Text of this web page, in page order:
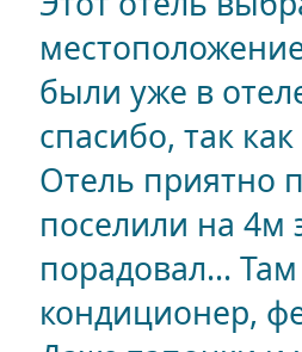
были уже в
спасибо, так
Отель приятно
поселили на 4м
порадовал...
кондиционер,